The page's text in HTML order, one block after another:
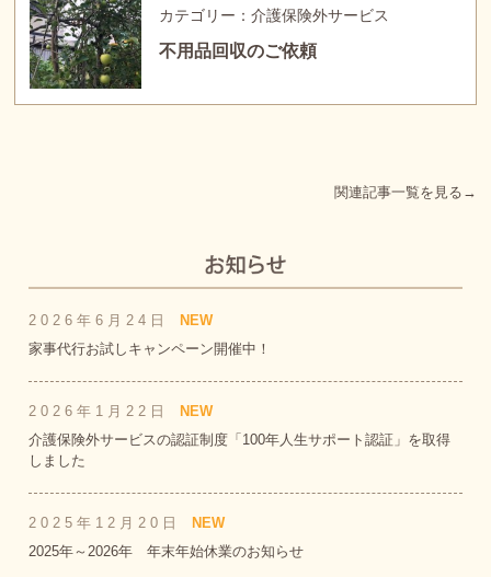
カテゴリー：介護保険外サービス
不用品回収のご依頼
関連記事一覧を見る→
2026年6月24日
NEW
家事代行お試しキャンペーン開催中！
2026年1月22日
NEW
介護保険外サービスの認証制度「100年人生サポート認証」を取得
しました
2025年12月20日
NEW
2025年～2026年 年末年始休業のお知らせ